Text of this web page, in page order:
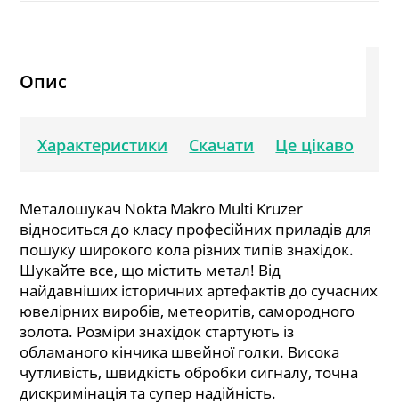
Опис
Характеристики Скачати Це цікаво
Металошукач Nokta Makro Multi Kruzer
відноситься до класу професійних приладів для
пошуку широкого кола різних типів знахідок.
Шукайте все, що містить метал! Від
найдавніших історичних артефактів до сучасних
ювелірних виробів, метеоритів, самородного
золота. Розміри знахідок стартують із
обламаного кінчика швейної голки. Висока
чутливість, швидкість обробки сигналу, точна
дискримінація та супер надійність.